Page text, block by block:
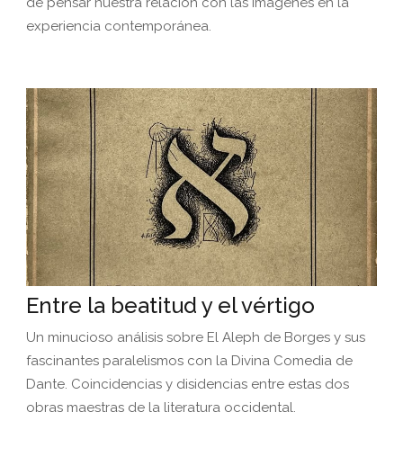
experiencia contemporánea.
Entre la beatitud y el vértigo
Un minucioso análisis sobre El Aleph de Borges y sus
fascinantes paralelismos con la Divina Comedia de
Dante. Coincidencias y disidencias entre estas dos
obras maestras de la literatura occidental.